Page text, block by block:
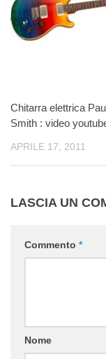
Chitarra elettrica
Smith : video
APRILE 17, 2011
LASCIA UN
Commento *
Nome